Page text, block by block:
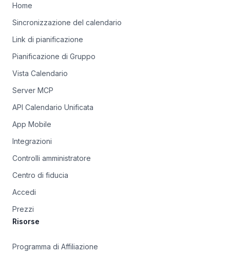
Home
Sincronizzazione del calendario
Link di pianificazione
Pianificazione di Gruppo
Vista Calendario
Server MCP
API Calendario Unificata
App Mobile
Integrazioni
Controlli amministratore
Centro di fiducia
Accedi
Prezzi
Risorse
Programma di Affiliazione